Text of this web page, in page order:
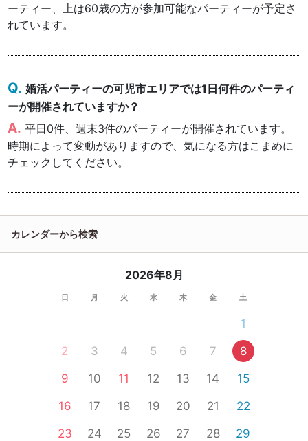
ーティー、上は60歳の方が参加可能なパーティーが予定さ
れています。
婚活パーティーの可児市エリアでは1日何件のパーティ
ーが開催されていますか？
平日0件、週末3件のパーティーが開催されています。
時期によって変動がありますので、気になる方はこまめに
チェックしてください。
カレンダーから検索
2026年8月
日 月 火 水 木 金 土
1
2
3 4 5 6 7
8
9
10 11 12 13 14
15
16
17 18 19 20 21
22
23
24 25 26 27 28
29